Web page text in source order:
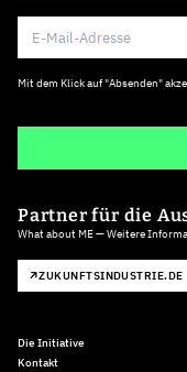
Mit dem Klick auf "Absenden"
Partner für die
What about ME — Weitere
ZUKUNFTSINDUSTRIE.DE
Die Initiative
Kontakt